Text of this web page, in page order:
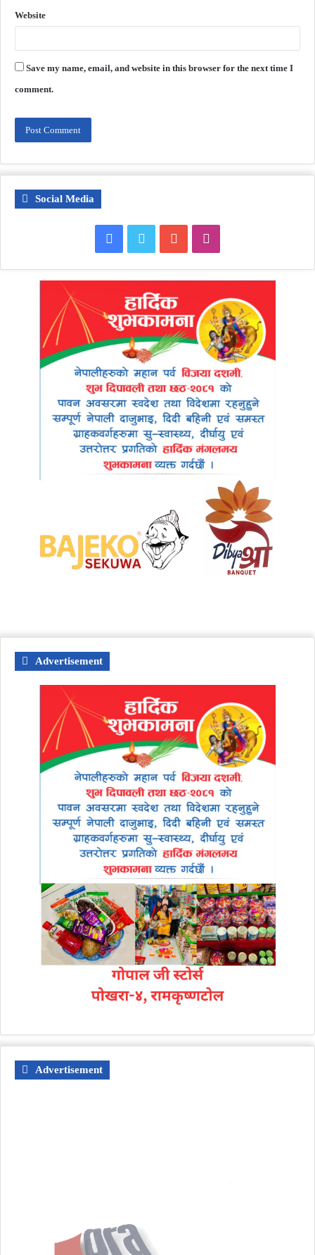
Website
Save my name, email, and website in this browser for the next time I
comment.
Social Media
FacebookTwitter YouTube
Advertisement
Advertisement